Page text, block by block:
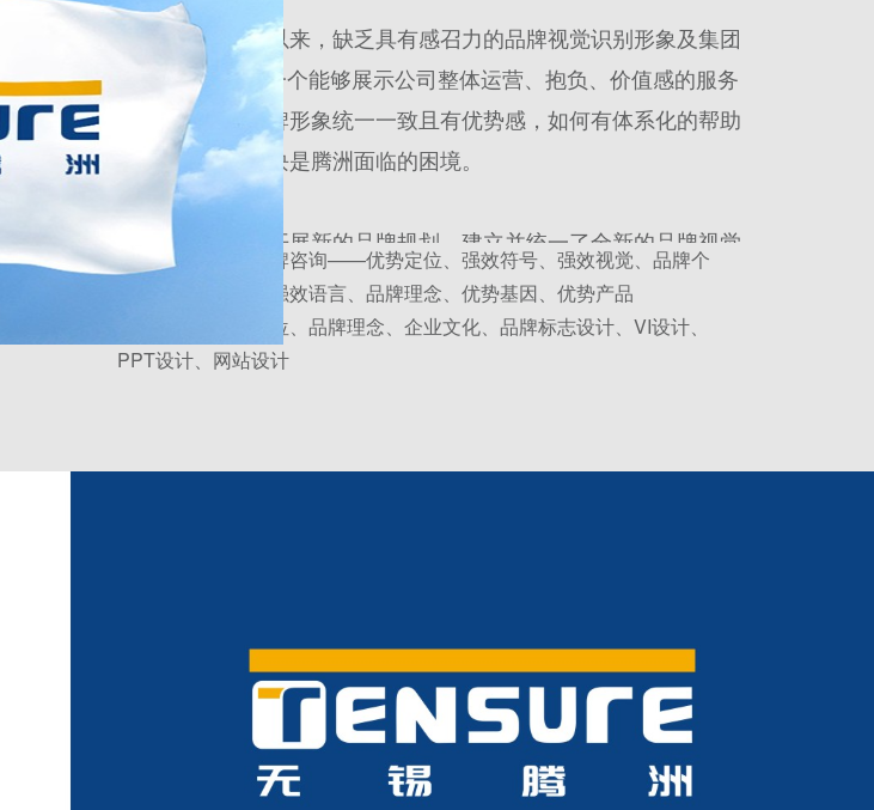
无锡腾洲自创建以来，缺乏具有感召力的品牌视觉识别形象及集团
logo、没有建立一个能够展示公司整体运营、抱负、价值感的服务
形象。如何让品牌形象统一一致且有优势感，如何有体系化的帮助
顾客梳理产品模块是腾洲面临的困境。
视尊为无锡腾洲开展新的品牌规划，建立并统一了全新的品牌视觉
形象，全面提升品牌的价值，增强了对外的文化传播以及对内的需
求，大大提升了品牌的凝聚力。
解决方案：优势品牌咨询——优势定位、强效符号、强效视觉、品牌个
性、优势化价值、强效语言、品牌理念、优势基因、优势产品
服务内容：品牌定位、品牌理念、企业文化、品牌标志设计、VI设计、
PPT设计、网站设计